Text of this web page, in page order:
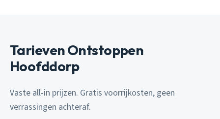
Tarieven Ontstoppen
Hoofddorp
Vaste all-in prijzen. Gratis voorrijkosten, geen
verrassingen achteraf.